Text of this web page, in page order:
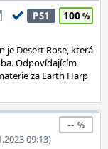
PS1 100
je Desert Rose, která
Odpovídajícím
za Earth Harp
09:13)
--